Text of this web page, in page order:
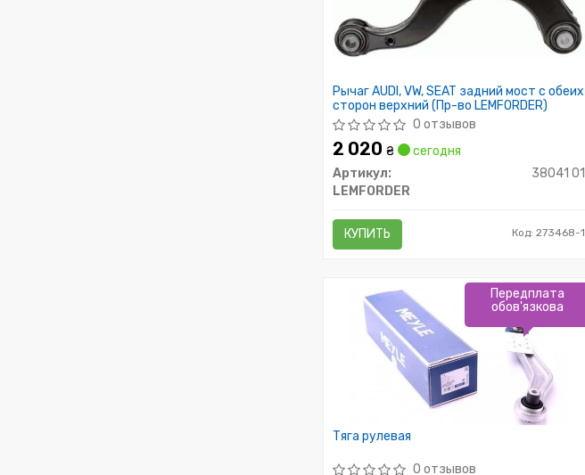
Рычаг AUDI, VW, SEAT задний мост с обеих
сторон верхний (Пр-во LEMFORDER)
0 отзывов
2 020 ₴
сегодня
Артикул:
38041 01
LEMFORDER
КУПИТЬ Код: 273468-1
Тяга рулевая
0 отзывов
Передплата
обов'язкова